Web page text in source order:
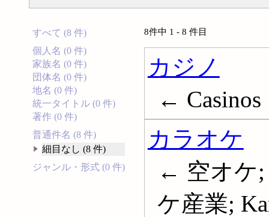
すべて (8 件)
個人名 (0 件)
家族名 (0 件)
団体名 (0 件)
地名 (0 件)
統一タイトル (0 件)
著作 (0 件)
普通件名 (8 件)
細目なし (8 件)
ジャンル・形式 (0 件)
8件中 1 - 8 件目
カジノ
← Casinos
カラオケ
← 空オケ;
ケ産業;